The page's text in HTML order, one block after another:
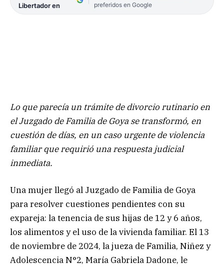
Libertador en
preferidos en Google
Lo que parecía un trámite de divorcio rutinario en
el Juzgado de Familia de Goya se transformó, en
cuestión de días, en un caso urgente de violencia
familiar que requirió una respuesta judicial
inmediata.
Una mujer llegó al Juzgado de Familia de Goya
para resolver cuestiones pendientes con su
expareja: la tenencia de sus hijas de 12 y 6 años,
los alimentos y el uso de la vivienda familiar. El 13
de noviembre de 2024, la jueza de Familia, Niñez y
Adolescencia N°2, María Gabriela Dadone, le